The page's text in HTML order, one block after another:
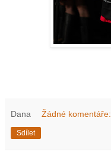
Dana Žádné komentáře:
Sdílet